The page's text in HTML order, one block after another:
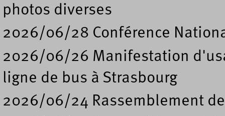
photos diverses
2026/06/28 Conférence
2026/06/26 Manifestation
ligne de bus à Strasbourg
2026/06/24 Rassemblement